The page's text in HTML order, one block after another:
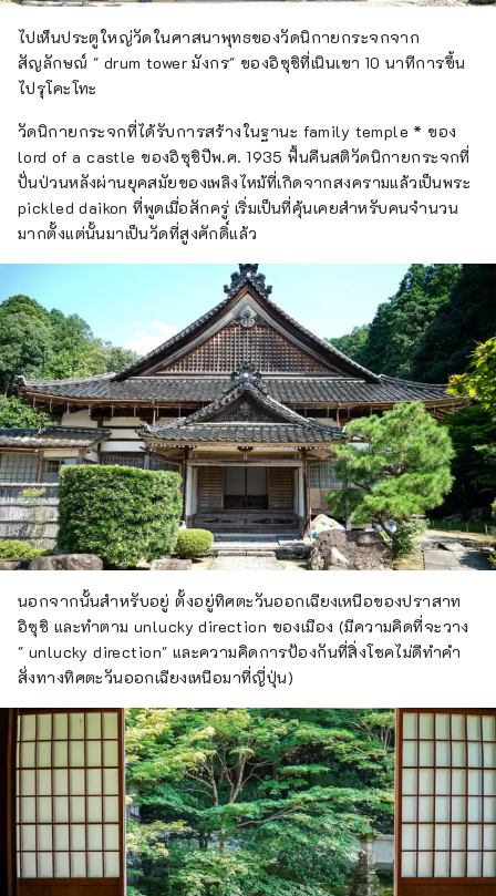
ไปเห็นประตูใหญ่วัดในศาสนาพุทธของวัดนิกายกระจกจาก
สัญลักษณ์ " drum tower มังกร" ของอิซุชิที่เนินเขา 10 นาทีการขึ้น
ไปรุโคะโทะ
วัดนิกายกระจกที่ได้รับการสร้างในฐานะ family temple * ของ
lord of a castle ของอิซุชิปีพ.ศ. 1935 ฟื้นคืนสติวัดนิกายกระจกที่
ปั่นป่วนหลังผ่านยุคสมัยของเพลิงไหม้ที่เกิดจากสงครามแล้วเป็นพระ
pickled daikon ที่พูดเมื่อสักครู่ เริ่มเป็นที่คุ้นเคยสำหรับคนจำนวน
มากตั้งแต่นั้นมาเป็นวัดที่สูงศักดิ์แล้ว
นอกจากนั้นสำหรับอยู่ ตั้งอยู่ทิศตะวันออกเฉียงเหนือของปราสาท
อิซุชิ และทำตาม unlucky direction ของเมือง (มีความคิดที่จะวาง
" unlucky direction" และความคิดการป้องกันที่สิ่งโชคไม่ดีทำคำ
สั่งทางทิศตะวันออกเฉียงเหนือมาที่ญี่ปุ่น)